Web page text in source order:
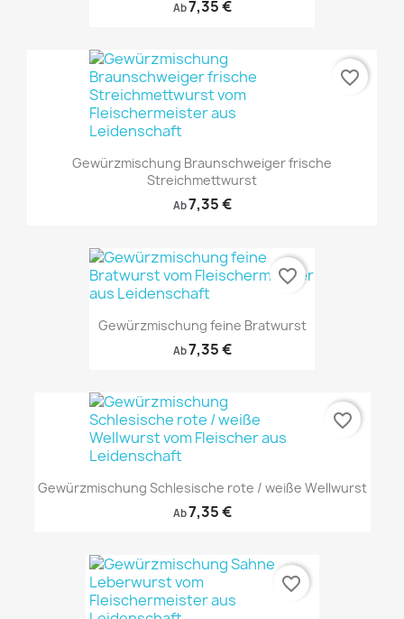
Ab7,35 €
Gewürzmischung Braunschweiger frische
Streichmettwurst
Ab7,35 €
favorite_border
Gewürzmischung feine Bratwurst
Ab7,35 €
favorite_border
Gewürzmischung Schlesische rote / weiße Wellwurst
Ab7,35 €
favorite_border
favorite_border